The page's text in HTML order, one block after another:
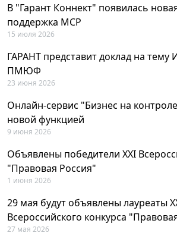
В "Гарант Коннект" появилась
поддержка MCP
15 июля 2026
ГАРАНТ представит доклад на тему
ПМЮФ
23 июня 2026
Онлайн-сервис "Бизнес на
новой функцией
9 июня 2026
Объявлены победители XXI
"Правовая Россия"
1 июня 2026
29 мая будут объявлены лауреаты
Всероссийского конкурса
27 мая 2026